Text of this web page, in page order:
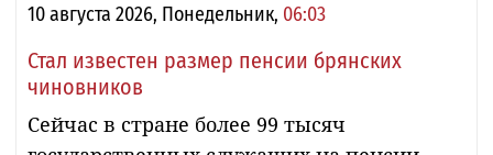
10 августа 2026, Понедельник, 06:03
Стал известен размер пенсии брянских
чиновников
Сейчас в стране более 99 тысяч